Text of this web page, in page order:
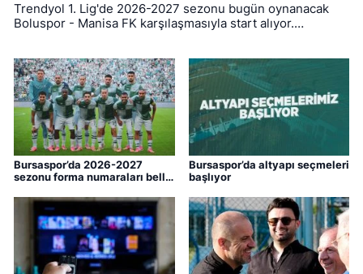
Trendyol 1. Lig'de 2026-2027 sezonu bugün oynanacak
Boluspor - Manisa FK karşılaşmasıyla start alıyor.
Bursaspor’da 2026-2027
sezonu forma numaraları belli
Bursaspor’da altyapı seçmeleri
başlıyor